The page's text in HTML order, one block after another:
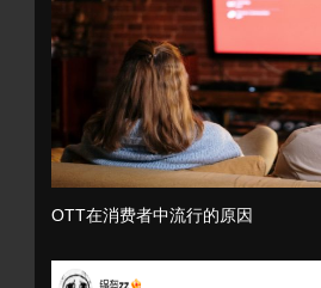
OTT在消费者中流行的原因